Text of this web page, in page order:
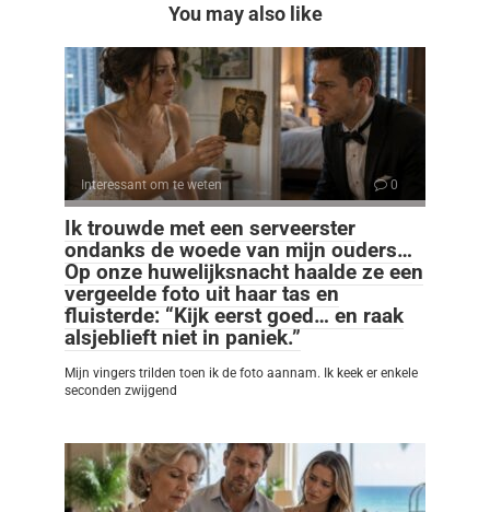
You may also like
Interessant om te weten 0
Ik trouwde met een serveerster
ondanks de woede van mijn ouders…
Op onze huwelijksnacht haalde ze een
vergeelde foto uit haar tas en
fluisterde: “Kijk eerst goed… en raak
alsjeblieft niet in paniek.”
Mijn vingers trilden toen ik de foto aannam. Ik keek er enkele
seconden zwijgend